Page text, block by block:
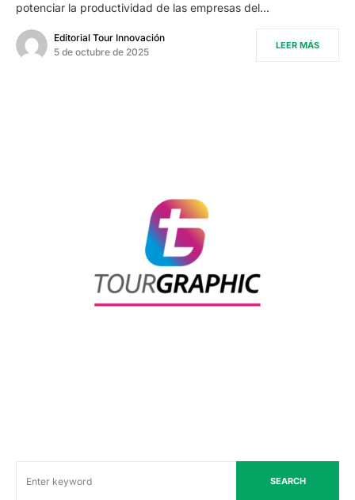
potenciar la productividad de las empresas del…
Editorial Tour Innovación
5 de octubre de 2025
LEER MÁS
SEARCH